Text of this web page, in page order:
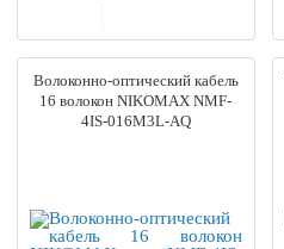
Волоконно-оптический кабель
16 волокон NIKOMAX NMF-
4IS-016M3L-AQ